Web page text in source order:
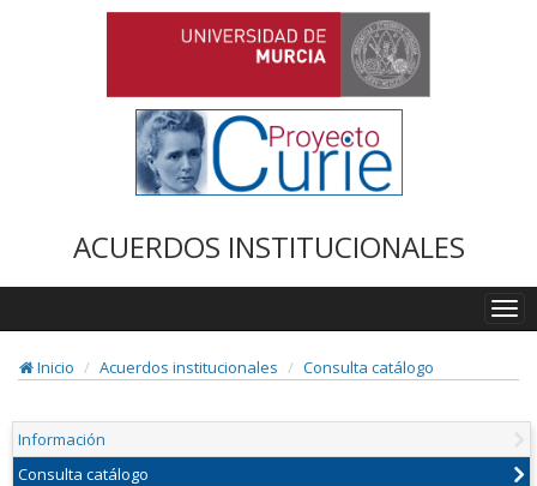
ACUERDOS INSTITUCIONALES
Inicio
Acuerdos institucionales Consulta catálogo
Información
Consulta catálogo